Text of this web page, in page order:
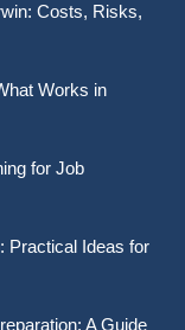
Costs, Risks,
Works in
for Job
Practical Ideas for
A Guide